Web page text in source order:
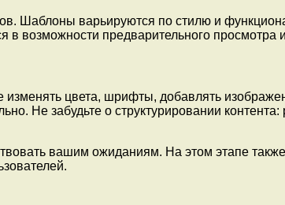
Шаблоны варьируются по стилю и
возможности предварительного просмотра
цвета, шрифты, добавлять
Не забудьте о структурировании контента:
вашим ожиданиям. На этом этапе также